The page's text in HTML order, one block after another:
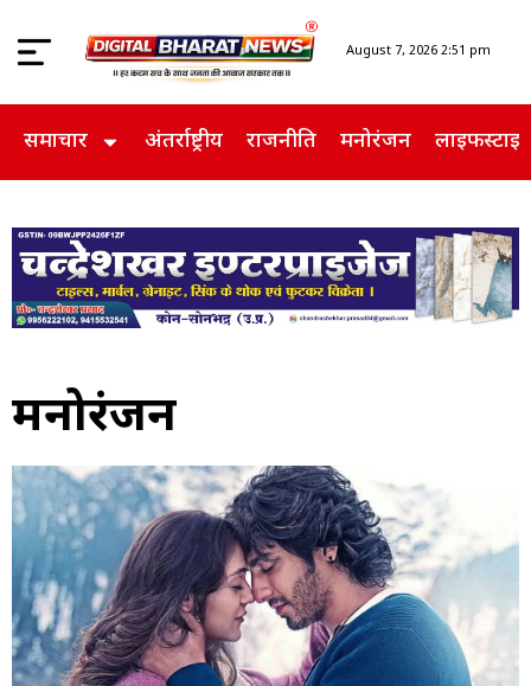
August 7, 2026 2:51 pm
समाचार अंतर्राष्ट्रीय राजनीति मनोरंजन
मनोरंजन